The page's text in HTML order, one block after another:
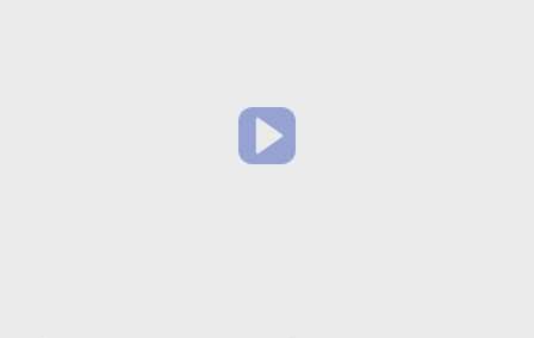
mos.ru
защита от мошенников